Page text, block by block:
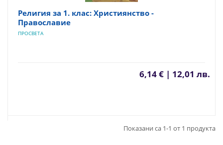
Религия за 1. клас: Християнство -
Православие
ПРОСВЕТА
6,14 € | 12,01 лв.
Показани са 1-1 от 1 продукта